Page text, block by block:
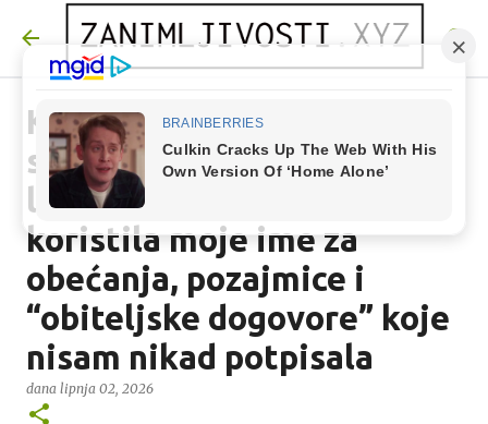
Preskoči na glavni sadržaj
Kad je Lukina sestra
saznala za moj dobitni
listić prije njega, već je
koristila moje ime za
obećanja, pozajmice i
“obiteljske dogovore” koje
nisam nikad potpisala
dana lipnja 02, 2026